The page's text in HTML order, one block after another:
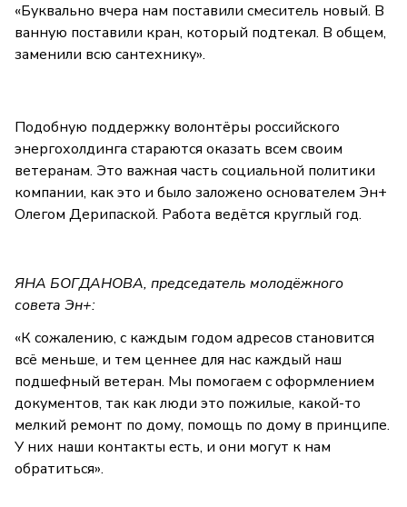
«Буквально вчера нам поставили смеситель новый. В
ванную поставили кран, который подтекал. В общем,
заменили всю сантехнику».
Подобную поддержку волонтёры российского
энергохолдинга стараются оказать всем своим
ветеранам. Это важная часть социальной политики
компании, как это и было заложено основателем Эн+
Олегом Дерипаской. Работа ведётся круглый год.
ЯНА БОГДАНОВА, председатель молодёжного
совета Эн+:
«К сожалению, с каждым годом адресов становится
всё меньше, и тем ценнее для нас каждый наш
подшефный ветеран. Мы помогаем с оформлением
документов, так как люди это пожилые, какой-то
мелкий ремонт по дому, помощь по дому в принципе.
У них наши контакты есть, и они могут к нам
обратиться».